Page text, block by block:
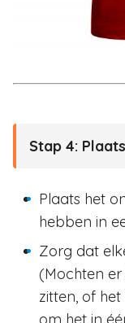
Stap 4:
Plaats het
hebben in
Zorg dat
(Mochten
zitten, of